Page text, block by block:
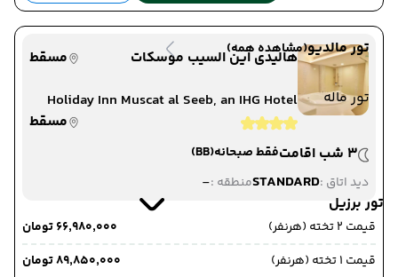
تور مالدیو(مشاهده همه)
تور ماله
تور برزیل
هالیدی این السیب موسکات
مسقط
Holiday Inn Muscat al Seeb, an IHG Hotel
مسقط
3 شب اقامت
فقط صبحانه(BB)
دید اتاق :STANDARDمنطقه :-
قیمت 2 تخته (هرنفر)
۶۶٬۹۸۰٬۰۰۰ تومان
قیمت 1 تخته (هرنفر)
۸۹٬۸۵۰٬۰۰۰ تومان